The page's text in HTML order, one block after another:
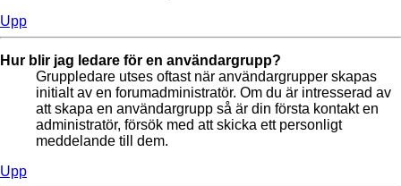
Upp
Hur blir jag ledare för en användargrupp?
Gruppledare utses oftast när användargrupper skapas
initialt av en forumadministratör. Om du är intresserad av
att skapa en användargrupp så är din första kontakt en
administratör, försök med att skicka ett personligt
meddelande till dem.
Upp